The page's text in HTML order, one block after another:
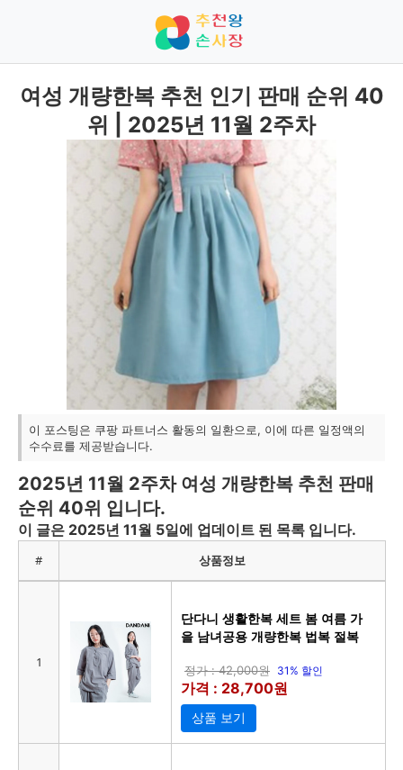
여성 개량한복 추천 인기 판매 순위 40
위 | 2025년 11월 2주차
이 포스팅은 쿠팡 파트너스 활동의 일환으로, 이에 따른 일정액의
수수료를 제공받습니다.
2025년 11월 2주차 여성 개량한복 추천 판매
순위 40위 입니다.
이 글은 2025년 11월 5일에 업데이트 된 목록 입니다.
# 상품정보
1
단다니 생활한복 세트 봄 여름 가
을 남녀공용 개량한복 법복 절복
정가 : 42,000원 31% 할인
가격 : 28,700원
상품 보기